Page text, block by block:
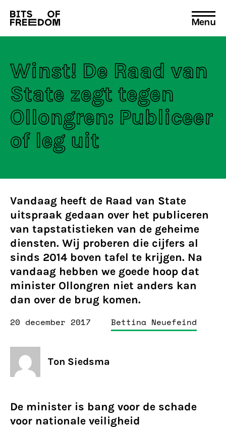
Search
for:
Menu
Winst! De Raad van
State zegt tegen
Ollongren: Publiceer
of leg uit
Vandaag heeft de Raad van State
uitspraak gedaan over het publiceren
van tapstatistieken van de geheime
diensten. Wij proberen die cijfers al
sinds 2014 boven tafel te krijgen. Na
vandaag hebben we goede hoop dat
minister Ollongren niet anders kan
dan over de brug komen.
20 december 2017 Bettina Neuefeind
Ton Siedsma
De minister is bang voor de schade
voor nationale veiligheid